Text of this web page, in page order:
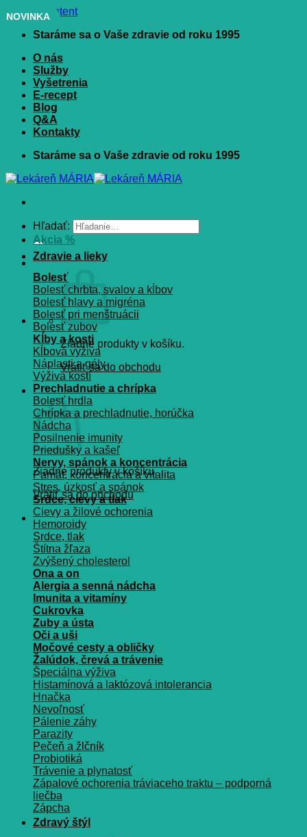
Skip to content
Staráme sa o Vaše zdravie od roku 1995
O nás
Služby
Vyšetrenia
E-recept
Blog
Q&A
Kontakty
Staráme sa o Vaše zdravie od roku 1995
Hľadať:
Žiadne produkty v košíku.
Vrátiť sa do obchodu
Košík
Žiadne produkty v košíku.
Vrátiť sa do obchodu
Akcia %
Zdravie a lieky
Bolesť
Bolesť chrbta, svalov a kĺbov
Bolesť hlavy a migréna
Bolesť pri menštruácii
Bolesť zubov
Kĺby a kosti
Kĺbová výživa
Náplasti a gély
Výživa kostí
Prechladnutie a chrípka
Bolesť hrdla
Chrípka a prechladnutie, horúčka
Nádcha
Posilnenie imunity
Priedušky a kašeľ
Nervy, spánok a koncentrácia
Pamät, koncentrácia a vitalita
Stres, úzkosť a spánok
Srdce, cievy a tlak
Cievy a žilové ochorenia
Hemoroidy
Srdce, tlak
Štítna žľaza
Zvýšený cholesterol
Ona a on
Alergia a senná nádcha
Imunita a vitamíny
Cukrovka
Zuby a ústa
Oči a uši
Močové cesty a obličky
Žalúdok, črevá a trávenie
Špeciálna výživa
Histamínová a laktózová intolerancia
Hnačka
Nevoľnosť
Pálenie záhy
Parazity
Pečeň a žlčník
Probiotiká
Trávenie a plynatosť
Zápalové ochorenia tráviaceho traktu – podporná
liečba
Zápcha
Zdravý štýl
NOVINKA